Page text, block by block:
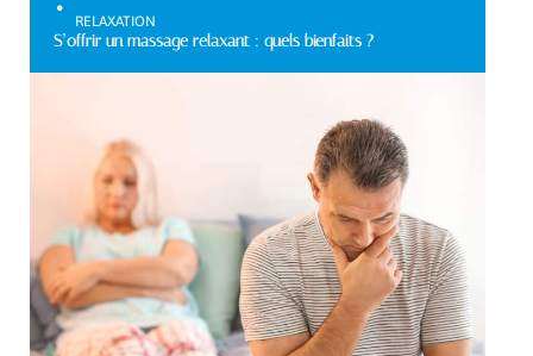
RELAXATION
S’offrir un massage relaxant : quels bienfaits ?